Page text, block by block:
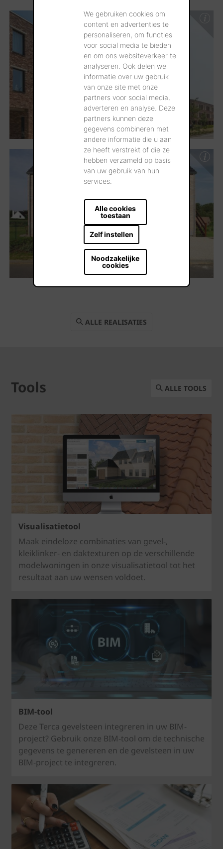
We gebruiken cookies om
content en advertenties te
personaliseren, om functies
voor social media te bieden
en om ons websiteverkeer te
analyseren. Ook delen we
informatie over uw gebruik
van onze site met onze
partners voor social media,
adverteren en analyse. Deze
partners kunnen deze
gegevens combineren met
andere informatie die u aan
ze heeft verstrekt of die ze
hebben verzameld op basis
van uw gebruik van hun
services.
Alle cookies
toestaan
Zelf instellen
Noodzakelijke
cookies
ALLE REALISATIES
Tools ALLE TOOLS
Visualisatietool
Maak eindeloze combinaties van gevel-,
kleiklinker- en daktexturen op de verschillende
modelwoningen in onze visualisatietool tot het
resultaat aan uw wensen voldoet.
BIM-tool
Deze Terca gevelsteen integreren in uw BIM-
project? Gebruik onze BIM-tool om de technische
gegevens te genereren en de gevelsteen in uw
BIM-project te integreren.